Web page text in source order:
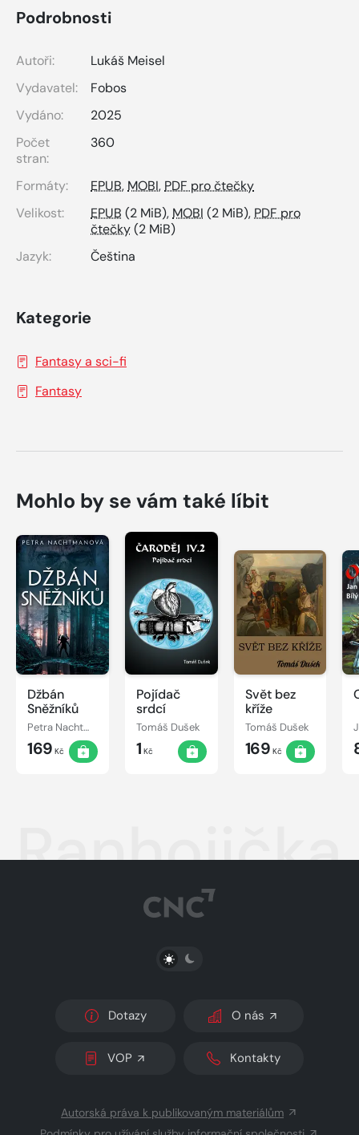
Podrobnosti
Autoři:
Lukáš Meisel
Vydavatel:
Fobos
Vydáno:
2025
Počet
stran:
360
Formáty: EPUB,MOBI,PDF pro čtečky
Velikost:
EPUB (2 MiB),MOBI (2 MiB),PDF pro
čtečky(2 MiB)
Jazyk:
Čeština
Kategorie
Fantasy a sci-fi
Fantasy
Mohlo by se vám také líbit
Džbán
Sněžníků
Petra Nachtmanová
169 Kč
Pojídač
srdcí
Tomáš Dušek
1 Kč
Svět bez
kříže
Tomáš Dušek
169 Kč
Ranhojička
PŘEPNOUT SVĚTLÝ/TMAVÝ REŽIM
Dotazy O nás
VOP Kontakty
Autorská práva k publikovaným materiálům